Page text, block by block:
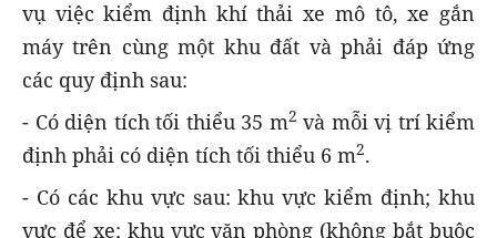
vụ việc kiểm định khí thải xe mô tô, xe gắn
máy trên cùng một khu đất và phải đáp ứng
các quy định sau:
- Có diện tích tối thiểu 35 m2 và mỗi vị trí kiểm
định phải có diện tích tối thiểu 6 m2.
- Có các khu vực sau: khu vực kiểm định; khu
vực để xe; khu vực văn phòng (không bắt buộc